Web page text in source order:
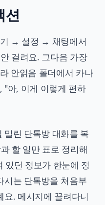
션
→ 설정 → 채팅에서
걸려요. 그다음 가장
안읽음 폴더에서 카나
"아, 이게 이렇게 편하
밀린 단톡방 대화를 복
할 일만 표로 정리해
있던 정보가 한눈에 정
시는 단톡방을 처음부
요. 메시지에 끌려다니